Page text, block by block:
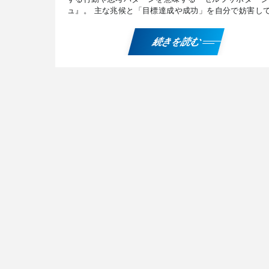
ュ』。 主な兆候と「目標達成や成功」を自分で妨害し
続きを読む